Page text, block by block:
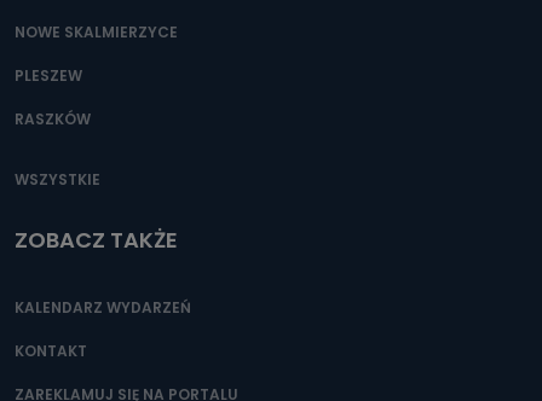
NOWE SKALMIERZYCE
PLESZEW
RASZKÓW
WSZYSTKIE
ZOBACZ TAKŻE
KALENDARZ WYDARZEŃ
KONTAKT
ZAREKLAMUJ SIĘ NA PORTALU